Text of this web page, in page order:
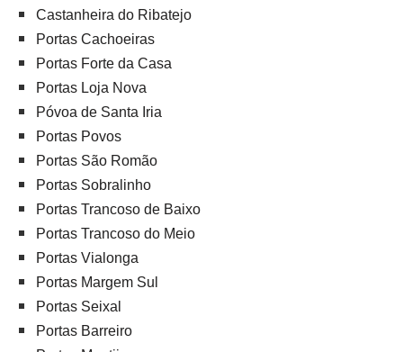
Castanheira do Ribatejo
Portas Cachoeiras
Portas Forte da Casa
Portas Loja Nova
Póvoa de Santa Iria
Portas Povos
Portas São Romão
Portas Sobralinho
Portas Trancoso de Baixo
Portas Trancoso do Meio
Portas Vialonga
Portas Margem Sul
Portas Seixal
Portas Barreiro